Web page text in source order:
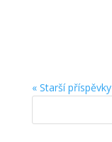
« Starší příspěvky